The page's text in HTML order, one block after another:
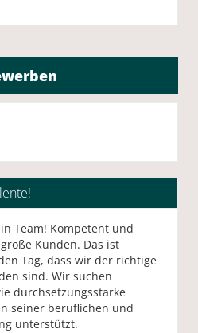
Team! Kompetent und
Kunden. Das ist
Tag, dass wir der richtige
sind. Wir suchen
durchsetzungsstarke
seiner beruflichen und
unterstützt.